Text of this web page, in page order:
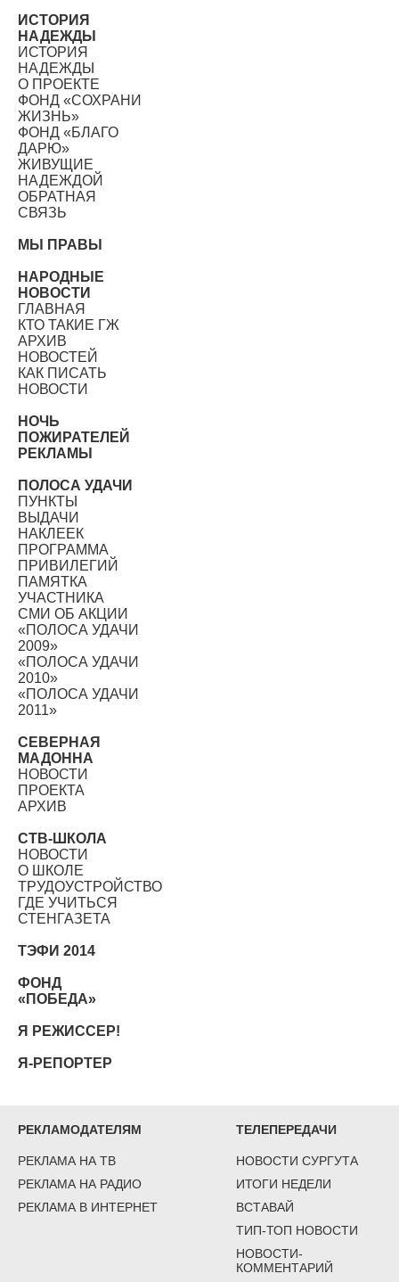
ИСТОРИЯ
НАДЕЖДЫ
ИСТОРИЯ
НАДЕЖДЫ
О ПРОЕКТЕ
ФОНД «СОХРАНИ
ЖИЗНЬ»
ФОНД «БЛАГО
ДАРЮ»
ЖИВУЩИЕ
НАДЕЖДОЙ
ОБРАТНАЯ
СВЯЗЬ
МЫ ПРАВЫ
НАРОДНЫЕ
НОВОСТИ
ГЛАВНАЯ
КТО ТАКИЕ ГЖ
АРХИВ
НОВОСТЕЙ
КАК ПИСАТЬ
НОВОСТИ
НОЧЬ
ПОЖИРАТЕЛЕЙ
РЕКЛАМЫ
ПОЛОСА УДАЧИ
ПУНКТЫ
ВЫДАЧИ
НАКЛЕЕК
ПРОГРАММА
ПРИВИЛЕГИЙ
ПАМЯТКА
УЧАСТНИКА
СМИ ОБ АКЦИИ
«ПОЛОСА УДАЧИ
2009»
«ПОЛОСА УДАЧИ
2010»
«ПОЛОСА УДАЧИ
2011»
СЕВЕРНАЯ
МАДОННА
НОВОСТИ
ПРОЕКТА
АРХИВ
СТВ-ШКОЛА
НОВОСТИ
О ШКОЛЕ
ТРУДОУСТРОЙСТВО
ГДЕ УЧИТЬСЯ
СТЕНГАЗЕТА
ТЭФИ 2014
ФОНД
«ПОБЕДА»
Я РЕЖИССЕР!
Я-РЕПОРТЕР
РЕКЛАМОДАТЕЛЯМ
РЕКЛАМА НА ТВ
РЕКЛАМА НА РАДИО
РЕКЛАМА В ИНТЕРНЕТ
ТЕЛЕПЕРЕДАЧИ
НОВОСТИ СУРГУТА
ИТОГИ НЕДЕЛИ
ВСТАВАЙ
ТИП-ТОП НОВОСТИ
НОВОСТИ-
КОММЕНТАРИЙ